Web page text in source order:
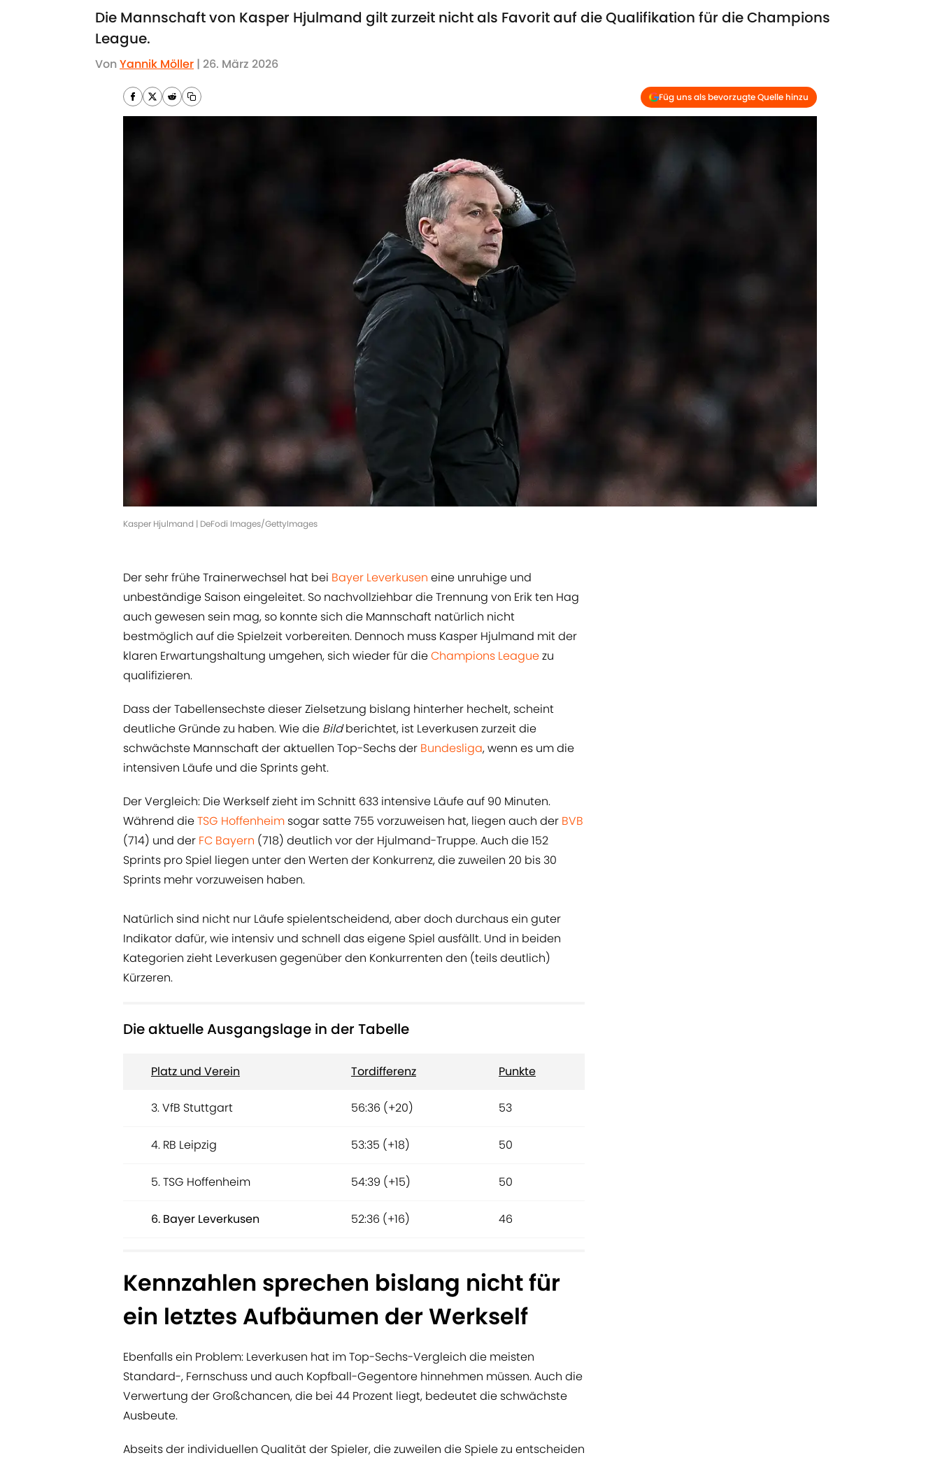
Die Mannschaft von Kasper Hjulmand gilt zurzeit nicht als Favorit auf die Qualifikation für die Champions
League.
VonYannik Möller | 26. März 2026
Füg uns als bevorzugte Quelle hinzu
Kasper Hjulmand | DeFodi Images/GettyImages
Der sehr frühe Trainerwechsel hat bei Bayer Leverkusen eine unruhige und
unbeständige Saison eingeleitet. So nachvollziehbar die Trennung von Erik ten Hag
auch gewesen sein mag, so konnte sich die Mannschaft natürlich nicht
bestmöglich auf die Spielzeit vorbereiten. Dennoch muss Kasper Hjulmand mit der
klaren Erwartungshaltung umgehen, sich wieder für dieChampions Leaguezu
qualifizieren.
Dass der Tabellensechste dieser Zielsetzung bislang hinterher hechelt, scheint
deutliche Gründe zu haben. Wie die Bildberichtet, ist Leverkusen zurzeit die
schwächste Mannschaft der aktuellen Top-Sechs der Bundesliga, wenn es um die
intensiven Läufe und die Sprints geht.
Der Vergleich: Die Werkself zieht im Schnitt 633 intensive Läufe auf 90 Minuten.
Während dieTSG Hoffenheim sogar satte 755 vorzuweisen hat, liegen auch der BVB
(714) und der FC Bayern (718) deutlich vor der Hjulmand-Truppe. Auch die 152
Sprints pro Spiel liegen unter den Werten der Konkurrenz, die zuweilen 20 bis 30
Sprints mehr vorzuweisen haben.
Natürlich sind nicht nur Läufe spielentscheidend, aber doch durchaus ein guter
Indikator dafür, wie intensiv und schnell das eigene Spiel ausfällt. Und in beiden
Kategorien zieht Leverkusen gegenüber den Konkurrenten den (teils deutlich)
Kürzeren.
Die aktuelle Ausgangslage in der Tabelle
Platz und Verein Tordifferenz Punkte
3. VfB Stuttgart 56:36 (+20) 53
4. RB Leipzig 53:35 (+18) 50
5. TSG Hoffenheim 54:39 (+15) 50
6. Bayer Leverkusen 52:36 (+16) 46
Kennzahlen sprechen bislang nicht für
ein letztes Aufbäumen der Werkself
Ebenfalls ein Problem: Leverkusen hat im Top-Sechs-Vergleich die meisten
Standard-, Fernschuss und auch Kopfball-Gegentore hinnehmen müssen. Auch die
Verwertung der Großchancen, die bei 44 Prozent liegt, bedeutet die schwächste
Ausbeute.
Abseits der individuellen Qualität der Spieler, die zuweilen die Spiele zu entscheiden